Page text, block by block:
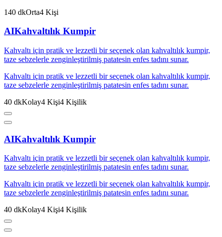
140 dkOrta4 Kişi
AIKahvaltılık Kumpir
Kahvaltı için pratik ve lezzetli bir seçenek olan kahvaltılık kumpir,
taze sebzelerle zenginleştirilmiş patatesin enfes tadını sunar.
Kahvaltı için pratik ve lezzetli bir seçenek olan kahvaltılık kumpir,
taze sebzelerle zenginleştirilmiş patatesin enfes tadını sunar.
40 dkKolay4 Kişi4 Kişilik
AIKahvaltılık Kumpir
Kahvaltı için pratik ve lezzetli bir seçenek olan kahvaltılık kumpir,
taze sebzelerle zenginleştirilmiş patatesin enfes tadını sunar.
Kahvaltı için pratik ve lezzetli bir seçenek olan kahvaltılık kumpir,
taze sebzelerle zenginleştirilmiş patatesin enfes tadını sunar.
40 dkKolay4 Kişi4 Kişilik